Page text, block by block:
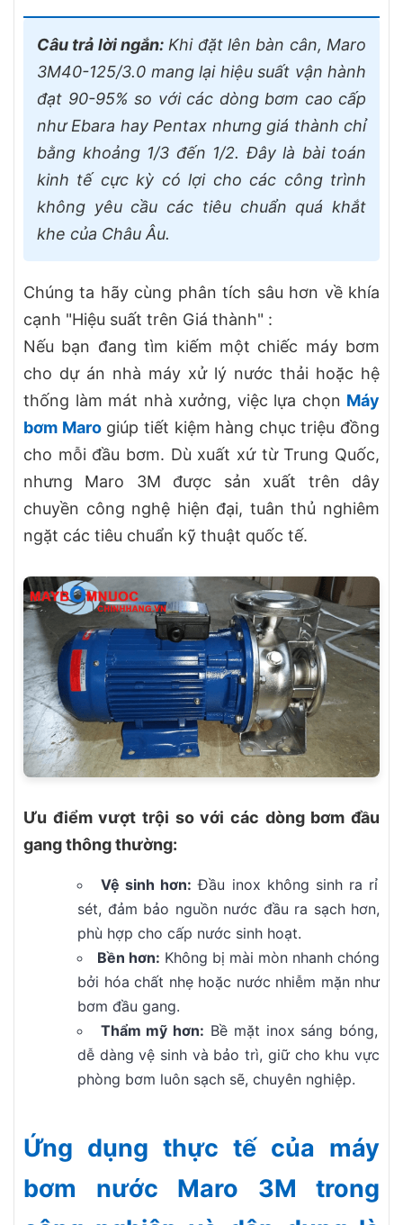
Câu trả lời ngắn: Khi đặt lên bàn cân, Maro
3M40-125/3.0 mang lại hiệu suất vận hành
đạt 90-95% so với các dòng bơm cao cấp
như Ebara hay Pentax nhưng giá thành chỉ
bằng khoảng 1/3 đến 1/2. Đây là bài toán
kinh tế cực kỳ có lợi cho các công trình
không yêu cầu các tiêu chuẩn quá khắt
khe của Châu Âu.
Chúng ta hãy cùng phân tích sâu hơn về khía
cạnh "Hiệu suất trên Giá thành" :
Nếu bạn đang tìm kiếm một chiếc máy bơm
cho dự án nhà máy xử lý nước thải hoặc hệ
thống làm mát nhà xưởng, việc lựa chọn Máy
bơm Marogiúp tiết kiệm hàng chục triệu đồng
cho mỗi đầu bơm. Dù xuất xứ từ Trung Quốc,
nhưng Maro 3M được sản xuất trên dây
chuyền công nghệ hiện đại, tuân thủ nghiêm
ngặt các tiêu chuẩn kỹ thuật quốc tế.
Ưu điểm vượt trội so với các dòng bơm đầu
gang thông thường:
Vệ sinh hơn: Đầu inox không sinh ra rỉ
sét, đảm bảo nguồn nước đầu ra sạch hơn,
phù hợp cho cấp nước sinh hoạt.
Bền hơn: Không bị mài mòn nhanh chóng
bởi hóa chất nhẹ hoặc nước nhiễm mặn như
bơm đầu gang.
Thẩm mỹ hơn: Bề mặt inox sáng bóng,
dễ dàng vệ sinh và bảo trì, giữ cho khu vực
phòng bơm luôn sạch sẽ, chuyên nghiệp.
Ứng dụng thực tế của máy
bơm nước Maro 3M trong